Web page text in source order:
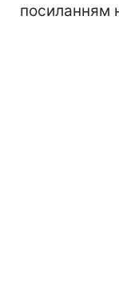
посиланням